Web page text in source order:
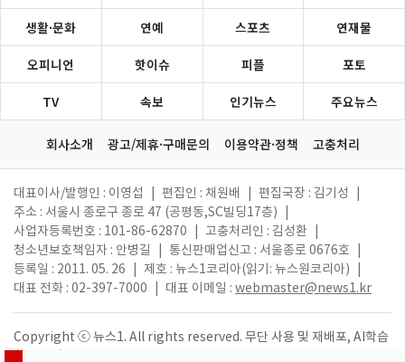
생활·문화 연예 스포츠 연재물
오피니언 핫이슈 피플 포토
TV 속보 인기뉴스 주요뉴스
회사소개 광고/제휴·구매문의 이용약관·정책 고충처리
대표이사/발행인 : 이영섭 편집인 : 채원배 편집국장 : 김기성
주소 : 서울시 종로구 종로 47 (공평동,SC빌딩17층)
사업자등록번호 : 101-86-62870
고충처리인 : 김성환
청소년보호책임자 : 안병길
통신판매업신고 : 서울종로 0676호
등록일 : 2011. 05. 26
제호 : 뉴스1코리아(읽기: 뉴스원코리아)
대표 전화 : 02-397-7000
대표 이메일 : webmaster@news1.kr
Copyright ⓒ 뉴스1. All rights reserved. 무단 사용 및 재배포, AI학습
활용 금지.